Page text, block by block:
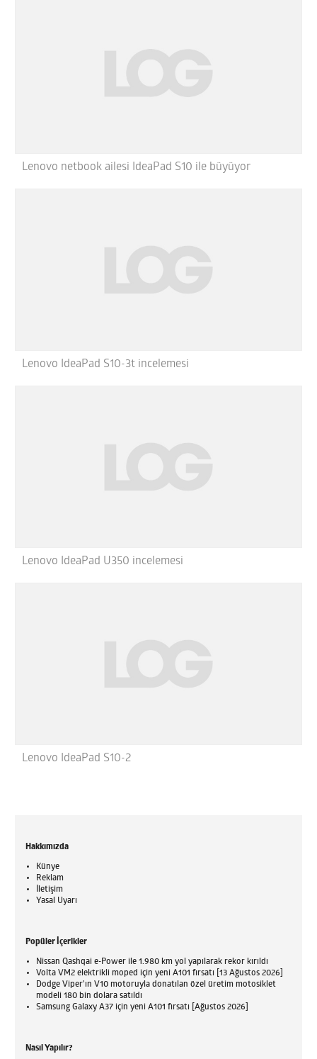
Lenovo netbook ailesi IdeaPad S10 ile büyüyor
Lenovo IdeaPad S10-3t incelemesi
Lenovo IdeaPad U350 incelemesi
Lenovo IdeaPad S10-2
Hakkımızda
Künye
Reklam
İletişim
Yasal Uyarı
Popüler İçerikler
Nissan Qashqai e-Power ile 1.980 km yol yapılarak rekor kırıldı
Volta VM2 elektrikli moped için yeni A101 fırsatı [13 Ağustos 2026]
Dodge Viper'ın V10 motoruyla donatılan özel üretim motosiklet
modeli 180 bin dolara satıldı
Samsung Galaxy A37 için yeni A101 fırsatı [Ağustos 2026]
Nasıl Yapılır?